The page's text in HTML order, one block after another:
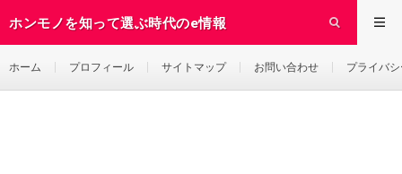
ホンモノを知って選ぶ時代のe情報
ホーム プロフィール サイトマップ お問い合わせ プライバ